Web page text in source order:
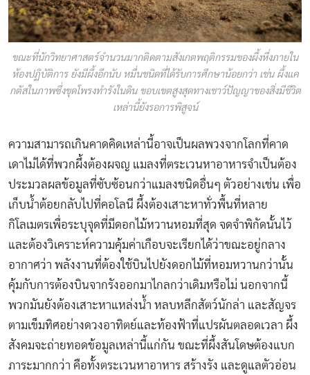
ขณะที่นักวิทยาศาสตร์จำนวนมากติดตามสังเกตพฤติกรรมของผึ้งหึ่งภายใน
ห้องปฏิบัติการ ยังมีผึ้งอีกนับ หมื่นชนิดที่ได้รับการศึกษาน้อยกว่า เช่น ผึ้งแค
กตัสในภาพซึ่งขุดโพรงทำรังในดิน ขอบเขตสูงสุดทางเชาว์ปัญญาของสิ่งมีชีวิต
เหล่านี้ยังรอการพิสูจน์
ความสามารถเกินคาดคิดเหล่านี้อาจเป็นผลพวงจากโลกที่คาด
เดาไม่ได้ที่พวกผึ้งต้องผจญ แมลงที่ตระเวนหาอาหารจำเป็นต้อง
ประมวลผลข้อมูลที่ซับซ้อนกว่าแมลงชนิดอื่นๆ ตัวอย่างเช่น เพื่อ
เก็บน้ำต้อยกลับไปที่คอโลนี ผึ้งต้องเสาะหาทั่วพื้นที่หลาย
กิโลเมตรเพื่อระบุจุดที่มีดอกไม้หวานหอมที่สุด จดจำพิกัดนั้นไว้
และต้องวิเคราะห์ความคุ้มค่าเกือบจะเรียกได้ว่าขณะอยู่กลาง
อากาศว่า พลังงานที่ต้องใช้บินไปยังดอกไม้ที่หอมหวานกว่านั้น
คุ้มกับการต้องบินจากรังออกมาไกลกว่าเดิมหรือไม่ นอกจากนี้
พวกมันยังต้องเสาะหาแหล่งน้ำ หลบหลีกสัตว์นักล่า และสัญจร
ตามเข็มทิศอย่างดวงอาทิตย์และท้องฟ้าที่แปรผันตลอดเวลา ผึ้ง
สังคมจะถ่ายทอดข้อมูลเหล่านี้แก่กัน ขณะที่ผึ้งสันโดษต้องแบก
ภาระมากกว่า คือทั้งตระเวนหาอาหาร สร้างรัง และดูแลตัวอ่อน